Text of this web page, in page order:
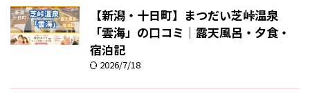
【新潟・十日町】まつだい芝峠温泉
「雲海」の口コミ｜露天風呂・夕食・
宿泊記
2026/7/18